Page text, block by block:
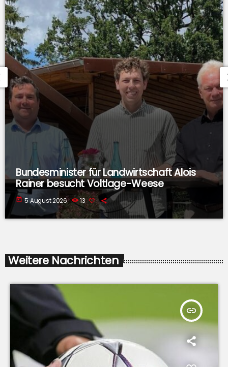
Bundesminister für Landwirtschaft Alois
Rainer besucht Voltlage-Weese
today 5 August 2026 13
Weitere Nachrichten
insert_link